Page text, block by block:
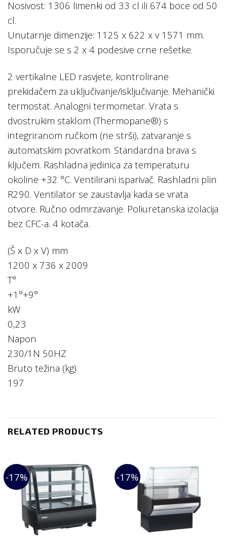
Nosivost: 1306 limenki od 33 cl ili 674 boce od 50
cl.
Unutarnje dimenzije: 1125 x 622 x v 1571 mm.
Isporučuje se s 2 x 4 podesive crne rešetke.
2 vertikalne LED rasvjete, kontrolirane
prekidačem za uključivanje/isključivanje. Mehanički
termostat. Analogni termometar. Vrata s
dvostrukim staklom (Thermopane®) s
integriranom ručkom (ne strši), zatvaranje s
automatskim povratkom. Standardna brava s
ključem. Rashladna jedinica za temperaturu
okoline +32 °C. Ventilirani isparivač. Rashladni plin
R290. Ventilator se zaustavlja kada se vrata
otvore. Ručno odmrzavanje. Poliuretanska izolacija
bez CFC-a. 4 kotača.
(Š x D x V) mm
1200 x 736 x 2009
T°
+1°+9°
kW
0,23
Napon
230/1N 50HZ
Bruto težina (kg)
197
RELATED PRODUCTS
-17% -17%